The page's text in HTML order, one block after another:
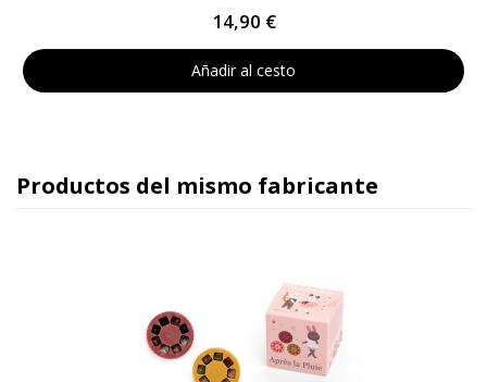
14,90 €
Añadir al cesto
Productos del mismo fabricante